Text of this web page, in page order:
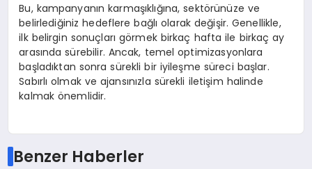
Bu, kampanyanın karmaşıklığına, sektörünüze ve
belirlediğiniz hedeflere bağlı olarak değişir. Genellikle,
ilk belirgin sonuçları görmek birkaç hafta ile birkaç ay
arasında sürebilir. Ancak, temel optimizasyonlara
başladıktan sonra sürekli bir iyileşme süreci başlar.
Sabırlı olmak ve ajansınızla sürekli iletişim halinde
kalmak önemlidir.
Benzer Haberler